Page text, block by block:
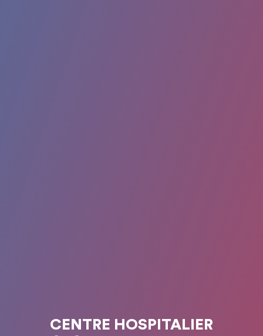
CENTRE HOSPITALIER